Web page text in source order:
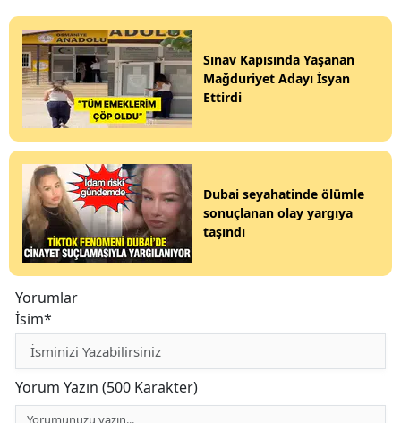
Sınav Kapısında Yaşanan
Mağduriyet Adayı İsyan
Ettirdi
Dubai seyahatinde ölümle
sonuçlanan olay yargıya
taşındı
Yorumlar
İsim*
Yorum Yazın (500 Karakter)